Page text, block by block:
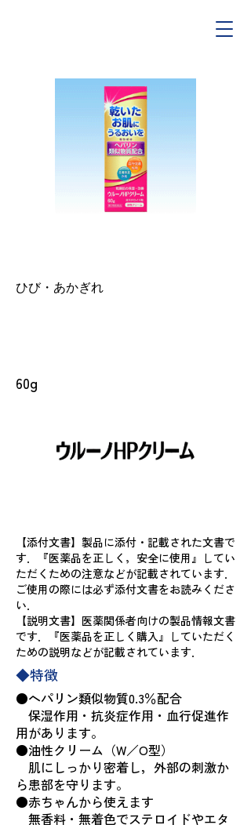
ひび・あかぎれ
60g
【添付文書】製品に添付・記載された文書で
す．『医薬品を正しく，安全に使用』してい
ただくための注意などが記載されています．
ご使用の際には必ず添付文書をお読みくださ
い．
【説明文書】医薬関係者向けの製品情報文書
です．『医薬品を正しく購入』していただく
ための説明などが記載されています．
◆特徴
●ヘパリン類似物質0.3％配合
保湿作用・抗炎症作用・血行促進作
用があります。
●油性クリーム（W／O型）
肌にしっかり密着し，外部の刺激か
ら患部を守ります。
●赤ちゃんから使えます
無香料・無着色でステロイドやエタ